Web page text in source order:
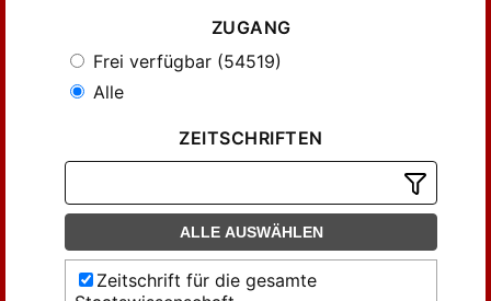
ZUGANG
Frei verfügbar (54519)
Alle
ZEITSCHRIFTEN
ALLE AUSWÄHLEN
Zeitschrift für die gesamte